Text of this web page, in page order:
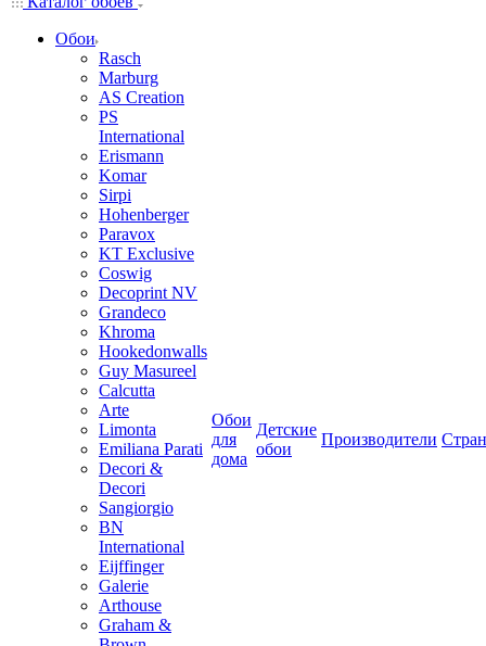
Обои
Rasch
Marburg
AS Creation
PS
International
Erismann
Komar
Sirpi
Hohenberger
Paravox
KT Exclusive
Coswig
Decoprint NV
Grandeco
Khroma
Hookedonwalls
Guy Masureel
Calcutta
Arte
Limonta
Emiliana Parati
Decori &
Decori
Sangiorgio
BN
International
Eijffinger
Galerie
Arthouse
Graham &
Обои
для
дома
Детские
обои
Производители